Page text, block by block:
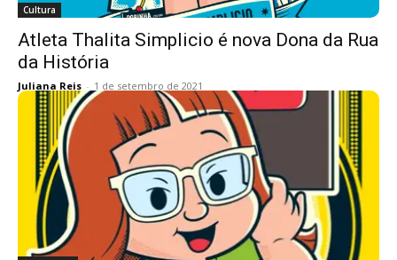
Cultura
Atleta Thalita Simplicio é nova Dona da Rua
da História
Juliana Reis - 1 de setembro de 2021